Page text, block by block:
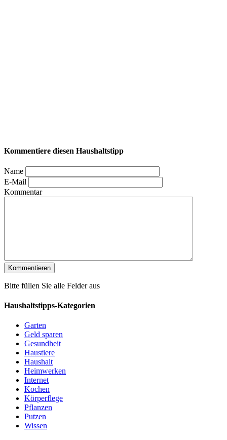
Kommentiere diesen Haushaltstipp
Name
E-Mail
Kommentar
Bitte füllen Sie alle Felder aus
Haushaltstipps-Kategorien
Garten
Geld sparen
Gesundheit
Haustiere
Haushalt
Heimwerken
Internet
Kochen
Körperflege
Pflanzen
Putzen
Wissen